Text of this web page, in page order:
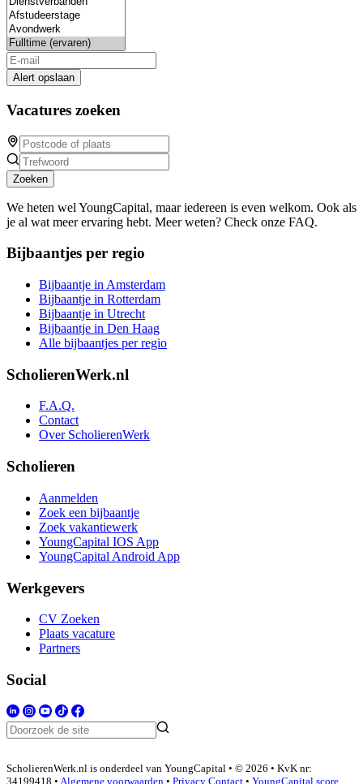
Alert opslaan
Vacatures zoeken
Zoeken
We heten wel YoungCapital, maar iedereen is even welkom. Ook als
je al wat meer ervaring hebt. Meer weten? Check onze FAQ.
Bijbaantjes per regio
Bijbaantje in Amsterdam
Bijbaantje in Rotterdam
Bijbaantje in Utrecht
Bijbaantje in Den Haag
Alle bijbaantjes per regio
ScholierenWerk.nl
F.A.Q.
Contact
Over ScholierenWerk
Scholieren
Aanmelden
Zoek een bijbaantje
Zoek vakantiewerk
YoungCapital IOS App
YoungCapital Android App
Werkgevers
CV Zoeken
Plaats vacature
Partners
Social
ScholierenWerk.nl is onderdeel van YoungCapital • © 2026 • KvK nr:
34199418 • Algemene voorwaarden • Privacy Contact • YoungCapital score